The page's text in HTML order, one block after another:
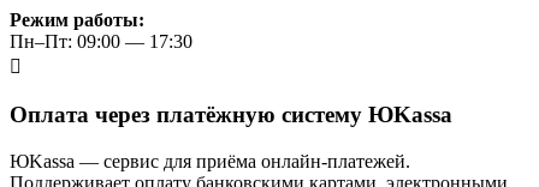
Режим работы:
Пн–Пт: 09:00 — 17:30
Оплата через платёжную систему ЮKassa
ЮKassa — сервис для приёма онлайн-платежей.
Поддерживает оплату банковскими картами, электронными